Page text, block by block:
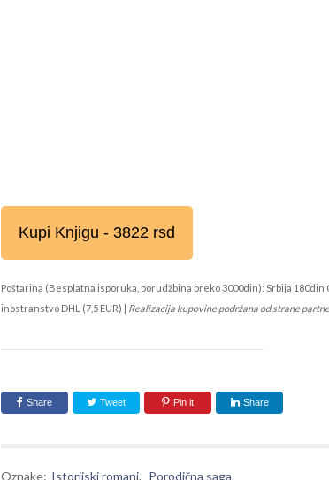
Kupi Knjigu - 3822 rsd
Poštarina (Besplatna isporuka, porudžbina preko 3000din): Srbija 180din
inostranstvo DHL (7,5 EUR) | Realizacija kupovine podržana od strane
Share Tweet Pin it Share
Oznake: Istorijski romani, Porodična saga